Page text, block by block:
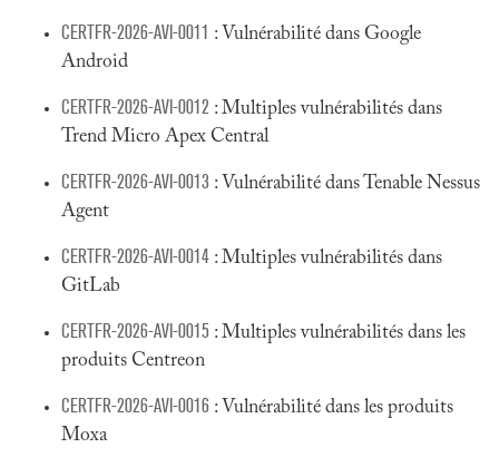
CERTFR-2026-AVI-0011 : Vulnérabilité dans Google
Android
CERTFR-2026-AVI-0012 : Multiples vulnérabilités dans
Trend Micro Apex Central
CERTFR-2026-AVI-0013 : Vulnérabilité dans Tenable Nessus
Agent
CERTFR-2026-AVI-0014 : Multiples vulnérabilités dans
GitLab
CERTFR-2026-AVI-0015 : Multiples vulnérabilités dans les
produits Centreon
CERTFR-2026-AVI-0016 : Vulnérabilité dans les produits
Moxa